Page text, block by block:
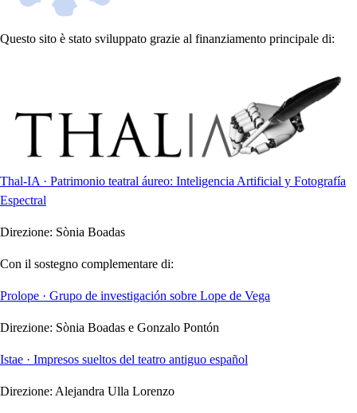
Questo sito è stato sviluppato grazie al finanziamento principale di:
Thal-IA · Patrimonio teatral áureo: Inteligencia Artificial y Fotografía
Espectral
Direzione: Sònia Boadas
Con il sostegno complementare di:
Prolope · Grupo de investigación sobre Lope de Vega
Direzione: Sònia Boadas e Gonzalo Pontón
Istae · Impresos sueltos del teatro antiguo español
Direzione: Alejandra Ulla Lorenzo